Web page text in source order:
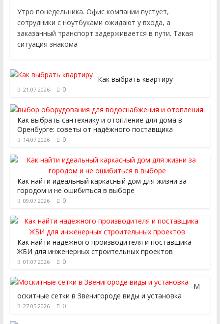
Утро понедельника. Офис компании пустует,
сотрудники с ноутбуками ожидают у входа, а
заказанный транспорт задерживается в пути. Такая
ситуация знакома
Как выбрать квартиру
21.07.2026 0
Как выбрать сантехнику и отопление для дома в
Оренбурге: советы от надёжного поставщика
14.07.2026 0
Как найти идеальный каркасный дом для жизни за
городом и не ошибиться в выборе
09.07.2026 0
Как найти надежного производителя и поставщика
ЖБИ для инженерных строительных проектов
01.07.2026 0
М
оскитные сетки в Звенигороде виды и установка
27.05.2026 0